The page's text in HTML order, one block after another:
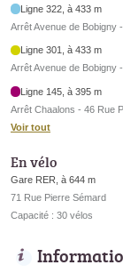
Ligne 322, à 433 m
Arrêt Avenue de Bobigny
Ligne 301, à 433 m
Arrêt Avenue de Bobigny
Ligne 145, à 395 m
Arrêt Chaalons - 46 Rue
Voir tout
En vélo
Gare RER, à 644 m
71 Rue Pierre Sémard
Capacité : 30 vélos